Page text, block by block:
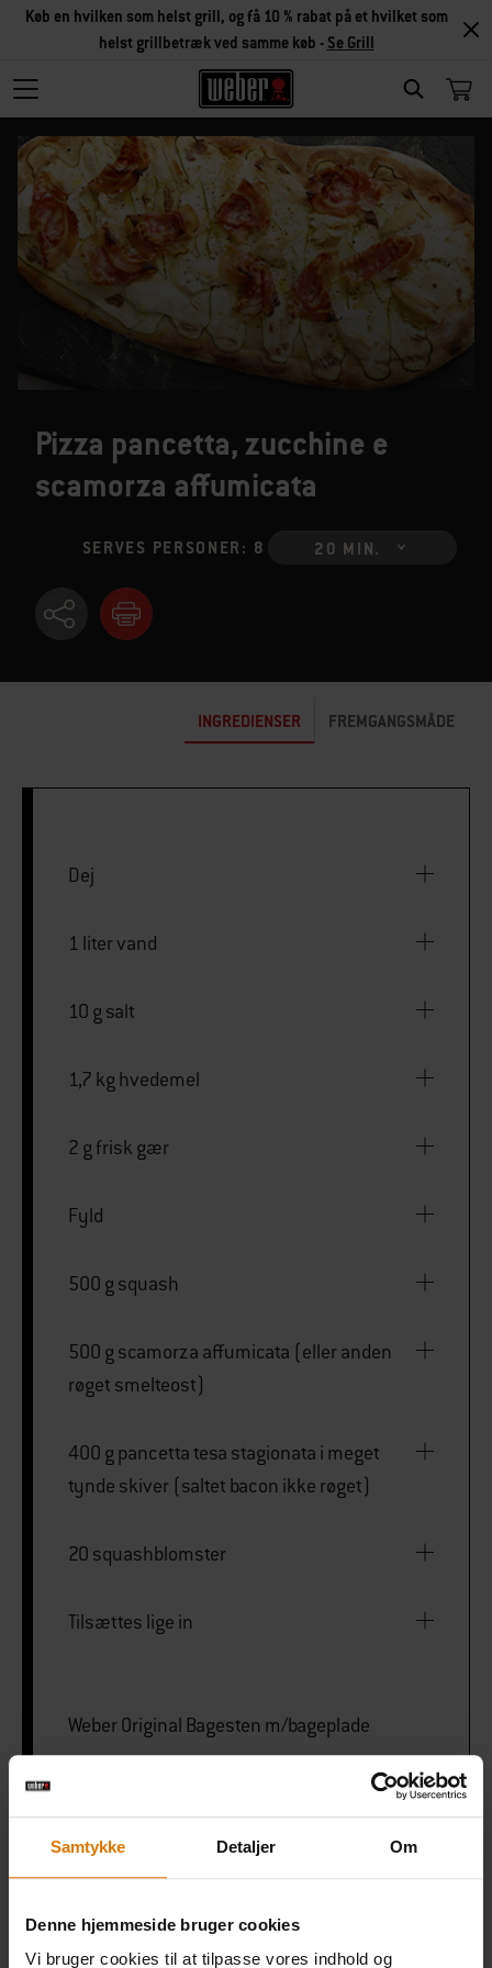
Samtykke Detaljer Om
Denne hjemmeside bruger cookies
Vi bruger cookies til at tilpasse vores indhold og
SEARCH
Køb en hvilken som helst grill, og få 10 % rabat på et hvilket som
helst grillbetræk ved samme køb - Se Grill
Pizza pancetta, zucchine e
scamorza affumicata
SERVES PERSONER: 8 20 MIN.
INGREDIENSER FREMGANGSMÅDE
Dej
1 liter vand
10 g salt
1,7 kg hvedemel
2 g frisk gær
Fyld
500 g squash
500 g scamorza affumicata (eller anden
røget smelteost)
400 g pancetta tesa stagionata i meget
tynde skiver (saltet bacon ikke røget)
20 squashblomster
Tilsættes lige in
Weber Original Bagesten m/bageplade
PRINT THIS LIST